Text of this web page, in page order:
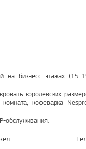
на бизнесс этажах (15-
королевских
кофеварка
обслуживания.